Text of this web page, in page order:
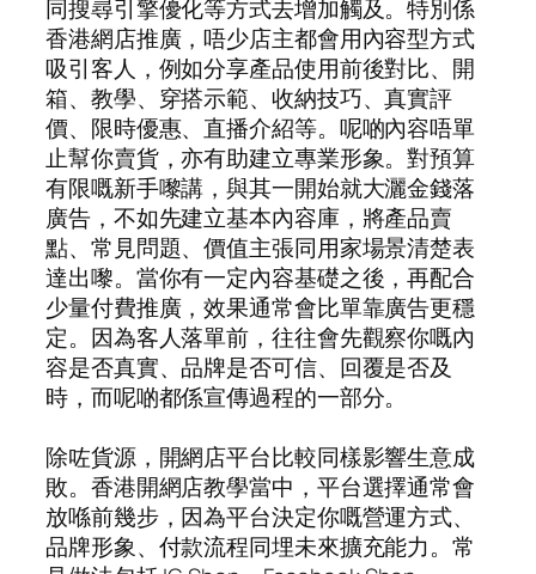
同搜尋引擎優化等方式去增加觸及。特別係
香港網店推廣，唔少店主都會用內容型方式
吸引客人，例如分享產品使用前後對比、開
箱、教學、穿搭示範、收納技巧、真實評
價、限時優惠、直播介紹等。呢啲內容唔單
止幫你賣貨，亦有助建立專業形象。對預算
有限嘅新手嚟講，與其一開始就大灑金錢落
廣告，不如先建立基本內容庫，將產品賣
點、常見問題、價值主張同用家場景清楚表
達出嚟。當你有一定內容基礎之後，再配合
少量付費推廣，效果通常會比單靠廣告更穩
定。因為客人落單前，往往會先觀察你嘅內
容是否真實、品牌是否可信、回覆是否及
時，而呢啲都係宣傳過程的一部分。
除咗貨源，開網店平台比較同樣影響生意成
敗。香港開網店教學當中，平台選擇通常會
放喺前幾步，因為平台決定你嘅營運方式、
品牌形象、付款流程同埋未來擴充能力。常